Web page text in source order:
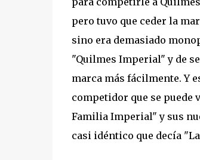
pero tuvo que ceder la
sino era demasiado
"Quilmes Imperial" y de
marca más fácilmente. Y
competidor que se puede
Familia Imperial" y sus
casi idéntico que decía